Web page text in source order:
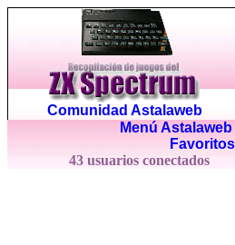
Comunidad Astalaweb
Menú Astalaweb
Favoritos
43 usuarios conectados